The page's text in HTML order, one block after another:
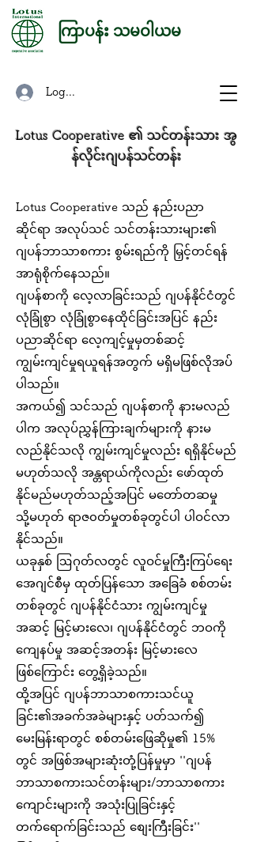
ကြာပန်း သမဝါယမ
Log In
Lotus Cooperative ၏ သင်တန်းသား အွ
န်လိုင်းဂျပန်သင်တန်း
Lotus Cooperative သည် နည်းပညာ
ဆိုင်ရာ အလုပ်သင် သင်တန်းသားများ၏
ဂျပန်ဘာသာစကား စွမ်းရည်ကို မြှင့်တင်ရန်
အာရုံစိုက်နေသည်။
ဂျပန်စာကို လေ့လာခြင်းသည် ဂျပန်နိုင်ငံတွင်
လုံခြုံစွာ လုံခြုံစွာနေထိုင်ခြင်းအပြင် နည်း
ပညာဆိုင်ရာ လေ့ကျင့်မှုမှတစ်ဆင့်
ကျွမ်းကျင်မှုရယူရန်အတွက် မရှိမဖြစ်လိုအပ်
ပါသည်။
အကယ်၍ သင်သည် ဂျပန်စာကို နားမလည်
ပါက အလုပ်ညွှန်ကြားချက်များကို နားမ
လည်နိုင်သလို ကျွမ်းကျင်မှုလည်း ရရှိနိုင်မည်
မဟုတ်သလို အန္တရာယ်ကိုလည်း ဖော်ထုတ်
နိုင်မည်မဟုတ်သည့်အပြင် မတော်တဆမှု
သို့မဟုတ် ရာဇ၀တ်မှုတစ်ခုတွင်ပါ ပါဝင်လာ
နိုင်သည်။
ယခုနှစ် ဩဂုတ်လတွင် လူဝင်မှုကြီးကြပ်ရေး
အေဂျင်စီမှ ထုတ်ပြန်သော အခြေခံ စစ်တမ်း
တစ်ခုတွင် ဂျပန်နိုင်ငံသား ကျွမ်းကျင်မှု
အဆင့် မြင့်မားလေ၊ ဂျပန်နိုင်ငံတွင် ဘဝကို
ကျေနပ်မှု အဆင့်အတန်း မြင့်မားလေ
ဖြစ်ကြောင်း တွေ့ရှိခဲ့သည်။
ထို့အပြင် ဂျပန်ဘာသာစကားသင်ယူ
ခြင်း၏အခက်အခဲများနှင့် ပတ်သက်၍
မေးမြန်းရာတွင် စစ်တမ်းဖြေဆိုမှု၏ 15%
တွင် အဖြစ်အများဆုံးတုံ့ပြန်မှုမှာ ''ဂျပန်
ဘာသာစကားသင်တန်းများ/ဘာသာစကား
ကျောင်းများကို အသုံးပြုခြင်းနှင့်
တက်ရောက်ခြင်းသည် စျေးကြီးခြင်း''